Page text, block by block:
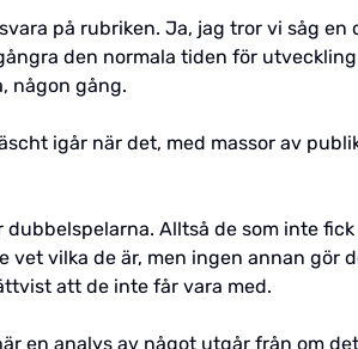
på rubriken. Ja, jag tror vi såg
den normala tiden för
någon gång.
igår när det, med massor av
Alltså de som inte
vet vilka de är, men ingen annan
att de inte får vara med.
en analys av något utgår från om